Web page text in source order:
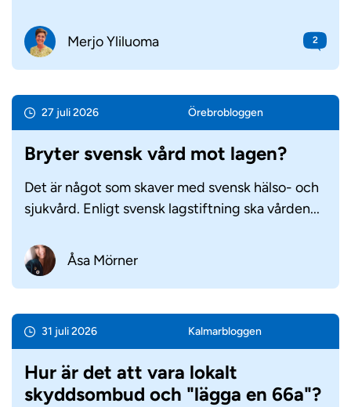
Merjo Yliluoma 2
27 juli 2026 Örebro­bloggen
Bryter svensk vård mot lagen?
Det är något som skaver med svensk hälso- och
sjukvård. Enligt svensk lagstiftning ska vården...
Åsa Mörner
31 juli 2026 Kalmar­bloggen
Hur är det att vara lokalt
skyddsombud och "lägga en 66a"?